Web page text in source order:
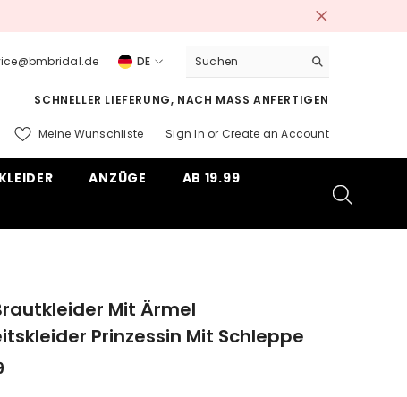
DE
SCHNELLER LIEFERUNG, NACH MASS ANFERTIGEN
Meine Wunschliste Sign In or Create an Account
ANZÜGE
AB 19.99
Mit Ärmel
Prinzessin Mit Schleppe